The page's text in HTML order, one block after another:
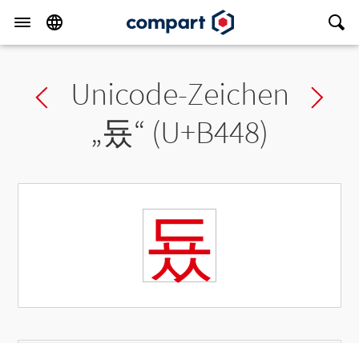
Previous char
Unicode-Zeichen
„둈“ (U+B448)
둈